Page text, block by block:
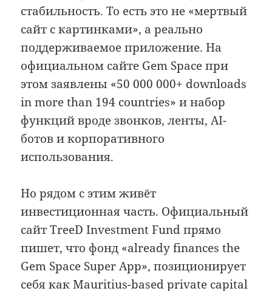
стабильность. То есть это не «мертвый
сайт с картинками», а реально
поддерживаемое приложение. На
официальном сайте Gem Space при
этом заявлены «50 000 000+ downloads
in more than 194 countries» и набор
функций вроде звонков, ленты, AI-
ботов и корпоративного
использования.
Но рядом с этим живёт
инвестиционная часть. Официальный
сайт TreeD Investment Fund прямо
пишет, что фонд «already finances the
Gem Space Super App», позиционирует
себя как Mauritius-based private capital